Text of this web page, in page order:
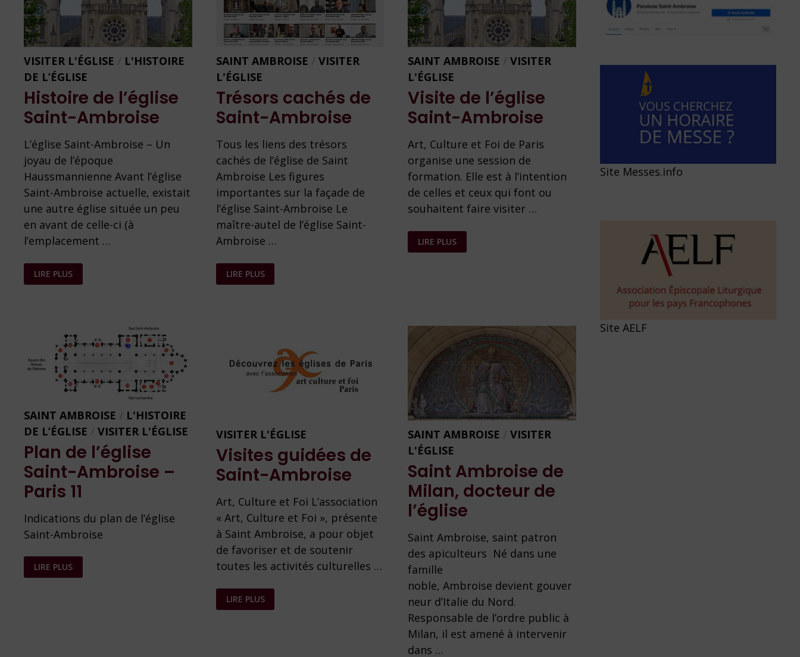
VISITER L'ÉGLISE
L'HISTOIRE
DE L’ÉGLISE
Histoire de l’église
Saint-Ambroise
L’église Saint-Ambroise – Un
joyau de l’époque
Haussmannienne Avant l’église
Saint-Ambroise actuelle, existait
une autre église située un peu
en avant de celle-ci (à
l’emplacement …
HISTOIRE
DE
L’ÉGLISE
LIRE PLUS
SAINT AMBROISE
VISITER
L'ÉGLISE
Trésors cachés de
Saint-Ambroise
Tous les liens des trésors
cachés de l’église de Saint
Ambroise Les figures
importantes sur la façade de
l’église Saint-Ambroise Le
maître-autel de l’église Saint-
Ambroise …
TRÉSORS
CACHÉS
DE
LIRE PLUS
SAINT AMBROISE /VISITER
L'ÉGLISE
Visite de l’église
Saint-Ambroise
Art, Culture et Foi de Paris
organise une session de
formation. Elle est à l’intention
de celles et ceux qui font ou
souhaitent faire visiter …
VISITE
DE
L’ÉGLISE
LIRE PLUS
SAINT AMBROISE
L'HISTOIRE
DE L’ÉGLISE /VISITER L'ÉGLISE
Plan de l’église
Saint-Ambroise –
Paris 11
Indications du plan de l’église
Saint-Ambroise
PLAN
DE
L’ÉGLISE
LIRE PLUS
VISITER L'ÉGLISE
Visites guidées de
Saint-Ambroise
Art, Culture et Foi L’association
« Art, Culture et Foi », présente
à Saint Ambroise, a pour objet
de favoriser et de soutenir
toutes les activités culturelles …
VISITES
GUIDÉES
DE
LIRE PLUS
SAINT AMBROISE /VISITER
L'ÉGLISE
Saint Ambroise de
Milan, docteur de
l’église
Saint Ambroise, saint patron
des apiculteurs Né dans une
famille
noble, Ambroise devient gouver
neur d’Italie du Nord.
Responsable de l’ordre public à
Milan, il est amené à intervenir
dans …
Site Messes.info
Site AELF